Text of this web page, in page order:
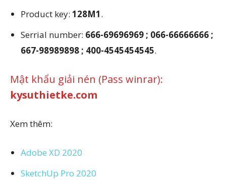
Product key: 128M1.
Serrial number: 666-69696969 ; 066-66666666 ;
667-98989898 ; 400-4545454545.
Mật khẩu giải nén (Pass winrar):
kysuthietke.com
Xem thêm:
Adobe XD 2020
SketchUp Pro 2020